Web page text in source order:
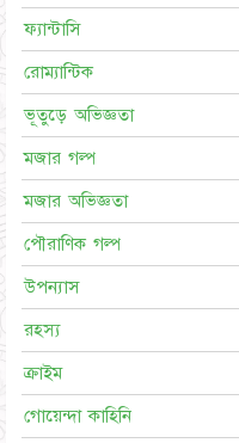
ফ্যান্টাসি
রোম্যান্টিক
ভূতুড়ে অভিজ্ঞতা
মজার গল্প
মজার অভিজ্ঞতা
পৌরাণিক গল্প
উপন্যাস
রহস্য
ক্রাইম
গোয়েন্দা কাহিনি